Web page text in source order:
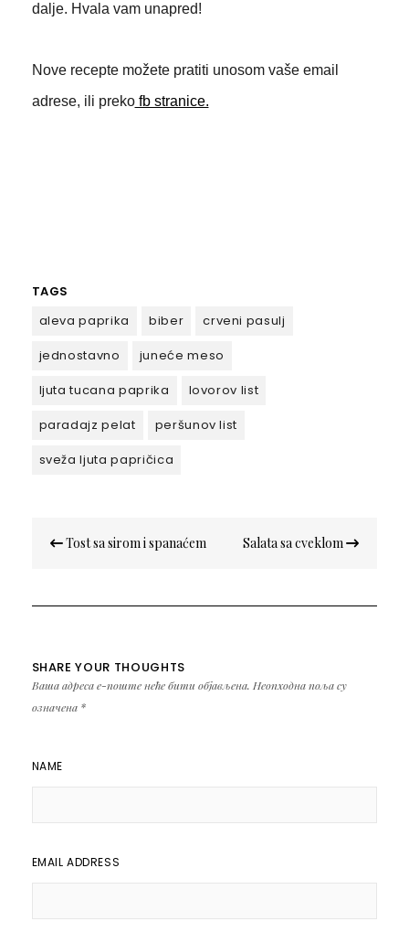
dalje. Hvala vam unapred!
Nove recepte možete pratiti unosom vaše email
adrese, ili prekofb stranice.
TAGS
aleva paprika
biber
crveni pasulj
jednostavno
juneće meso
ljuta tucana paprika
lovorov list
paradajz pelat
peršunov list
sveža ljuta papričica
чланка
Tost sa sirom i spanaćem Salata sa cveklom
SHARE YOUR THOUGHTS
Ваша адреса е-поште неће бити објављена. Неопходна поља су
означена *
NAME
EMAIL ADDRESS